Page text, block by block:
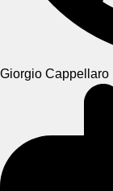
Giorgio Cappellaro